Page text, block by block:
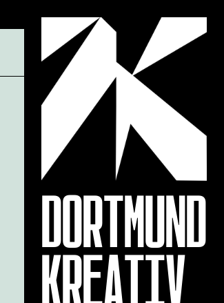
DORTMUND
KREATIV